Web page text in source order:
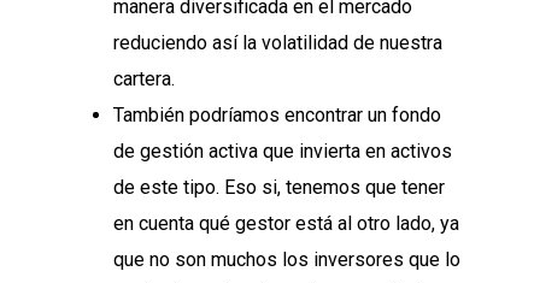
manera diversificada en el mercado
reduciendo así la volatilidad de nuestra
cartera.
También podríamos encontrar un fondo
de gestión activa que invierta en activos
de este tipo. Eso si, tenemos que tener
en cuenta qué gestor está al otro lado, ya
que no son muchos los inversores que lo